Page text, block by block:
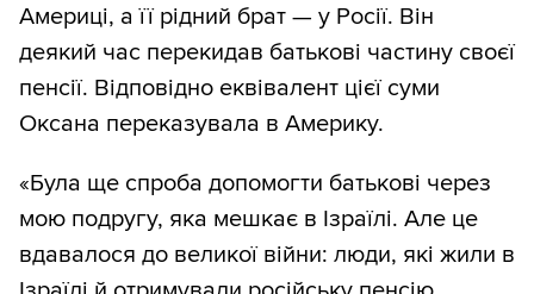
Америці, а її рідний брат — у Росії. Він
деякий час перекидав батькові частину своєї
пенсії. Відповідно еквівалент цієї суми
Оксана переказувала в Америку.
«Була ще спроба допомогти батькові через
мою подругу, яка мешкає в Ізраїлі. Але це
вдавалося до великої війни: люди, які жили в